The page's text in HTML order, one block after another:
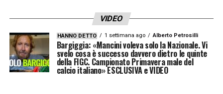
VIDEO
HANNO DETTO 1 settimana ago Alberto Petrosilli
Bargiggia: «Mancini voleva solo la Nazionale. Vi
svelo cosa è successo davvero dietro le quinte
della FIGC. Campionato Primavera male del
calcio italiano» ESCLUSIVA e VIDEO